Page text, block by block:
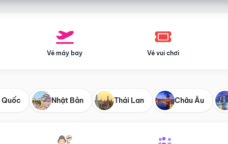
Vé máy bay Vé vui chơi
Quốc Nhật Bản Thái Lan Châu Âu